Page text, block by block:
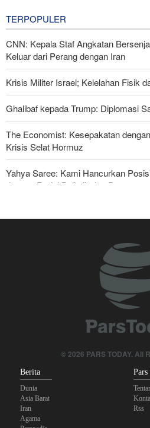
TERPOPULER
CNN: Kepala Staf Angkatan
Keluar dari Perang dengan Iran
Krisis Militer Israel; Kelelahan Fisik
Ghalibaf kepada Trump: Diplomasi
The Economist: Kesepakatan
Krisis Selat Hormuz
Yahya Saree: Kami Hancurkan
dengan Rudal Balistik dan Drone
Foreign Affairs: AS Harus Tinggalkan
Mengapa Lobi Zionis di Amerika
Anggota Kongres AS Khawatirkan
Sanders: Trump Berbahaya Seret
Menghancurkan© 2026 PARS TODAY. All
Berita
Dunia
Asia Barat
Iran
Agama
Pars
Rss